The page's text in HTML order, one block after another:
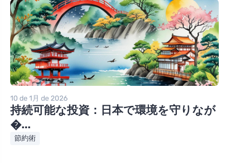
10 de 1月 de 2026
持続可能な投資：日本で環境を守りなが
�...
節約術